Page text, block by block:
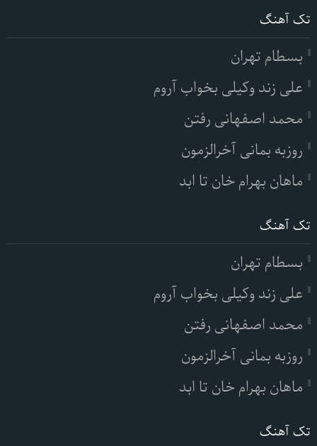
تک آهنگ
بسطام تهران
علی زند وکیلی بخواب آروم
محمد اصفهانی رفتن
روزبه بمانی آخرالزمون
ماهان بهرام خان تا ابد
تک آهنگ
بسطام تهران
علی زند وکیلی بخواب آروم
محمد اصفهانی رفتن
روزبه بمانی آخرالزمون
ماهان بهرام خان تا ابد
تک آهنگ